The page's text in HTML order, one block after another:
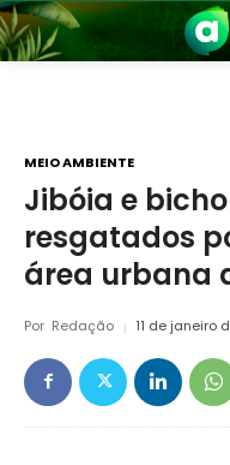
MEIO AMBIENTE
Jibóia e
resgatados
área urbana
Por Redação 11 de janeiro